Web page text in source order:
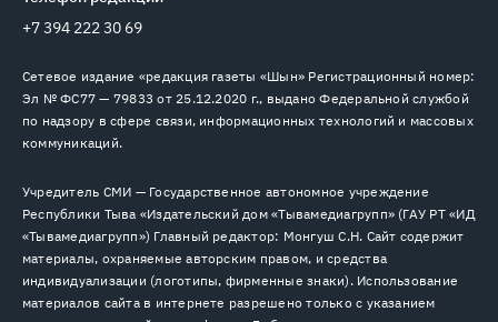
+7 394 222 30 69
Сетевое издание «редакция газеты «Шын» Регистрационный номер:
Эл № ФС77 — 79833 от 25.12.2020 г., выдано Федеральной службой
по надзору в сфере связи, информационных технологий и массовых
коммуникаций.
Учредитель СМИ — Государственное автономное учреждение
Республики Тыва «Издательский дом «Тывамедиагрупп» (ГАУ РТ «ИД
«Тывамедиагрупп») Главный редактор: Монгуш С.Н. Сайт содержит
материалы, охраняемые авторским правом, и средства
индивидуализации (логотипы, фирменные знаки). Использование
материалов сайта в интернете разрешено только с указанием